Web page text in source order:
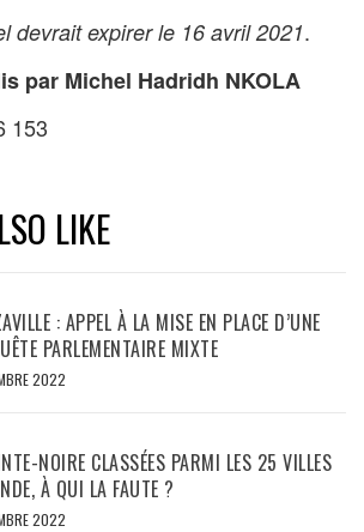
devrait expirer le 16 avril 2021.
par Michel Hadridh NKOLA
153
LIKE
: APPEL À LA MISE EN PLACE D’UNE
PARLEMENTAIRE MIXTE
2022
NOIRE CLASSÉES PARMI LES 25 VILLES
À QUI LA FAUTE ?
2022